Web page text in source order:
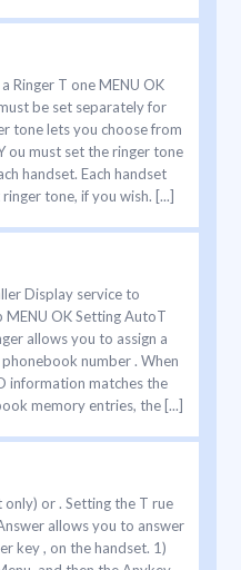
Ringer T one MENU OK
be set separately for
tone lets you choose from
ou must set the ringer tone
handset. Each handset
tone, if you wish. [...]
Display service to
MENU OK Setting AutoT
allows you to assign a
number . When
information matches the
memory entries, the [...]
or . Setting the T rue
allows you to answer
key , on the handset. 1)